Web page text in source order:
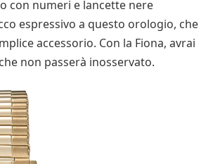
con numeri e lancette nere
espressivo a questo orologio, che
accessorio. Con la Fiona, avrai
non passerà inosservato.